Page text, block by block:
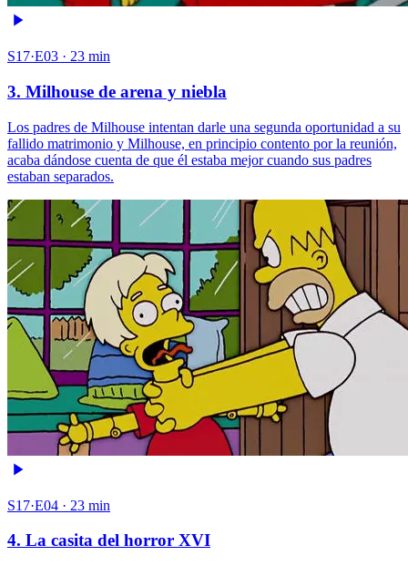
S17·E03 · 23 min
3. Milhouse de arena y niebla
Los padres de Milhouse intentan darle una segunda oportunidad a su
fallido matrimonio y Milhouse, en principio contento por la reunión,
acaba dándose cuenta de que él estaba mejor cuando sus padres
estaban separados.
S17·E04 · 23 min
4. La casita del horror XVI